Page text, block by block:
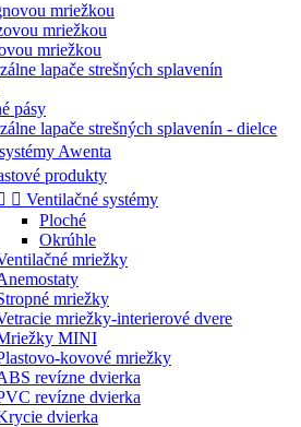
mriežkou
mriežkou
mriežkou
lapače strešných splavenín
pásy
lapače strešných splavenín - dielce
Awenta
produkty
 Ventilačné systémy
Ploché
Okrúhle
mriežky
mriežky
mriežky-interierové dvere
MINI
kovové mriežky
revízne dvierka
revízne dvierka
dvierka